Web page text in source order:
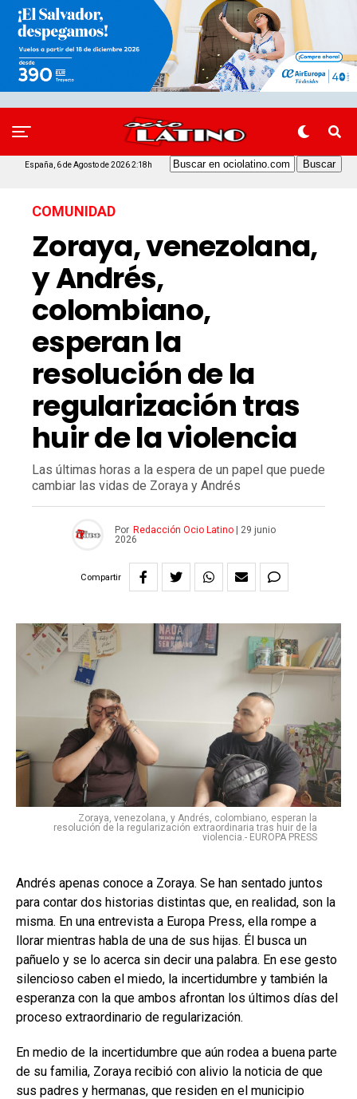
España, 6 de Agosto de 2026 2:18h
COMUNIDAD
Zoraya, venezolana,
y Andrés,
colombiano,
esperan la
resolución de la
regularización tras
huir de la violencia
Las últimas horas a la espera de un papel que puede
cambiar las vidas de Zoraya y Andrés
Por Redacción Ocio Latino|
29 junio
2026
Compartir
Zoraya, venezolana, y Andrés, colombiano, esperan la
resolución de la regularización extraordinaria tras huir de la
violencia.- EUROPA PRESS
Andrés apenas conoce a Zoraya. Se han sentado juntos
para contar dos historias distintas que, en realidad, son la
misma. En una entrevista a Europa Press, ella rompe a
llorar mientras habla de una de sus hijas. Él busca un
pañuelo y se lo acerca sin decir una palabra. En ese gesto
silencioso caben el miedo, la incertidumbre y también la
esperanza con la que ambos afrontan los últimos días del
proceso extraordinario de regularización.
En medio de la incertidumbre que aún rodea a buena parte
de su familia, Zoraya recibió con alivio la noticia de que
sus padres y hermanas, que residen en el municipio